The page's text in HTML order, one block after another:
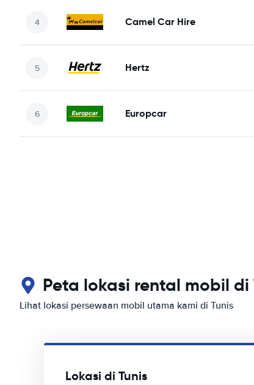
Camel Car Hire
Hertz
Europcar
Peta lokasi rental mobil di
Lihat lokasi persewaan mobil utama kami di Tunis
Lokasi di Tunis